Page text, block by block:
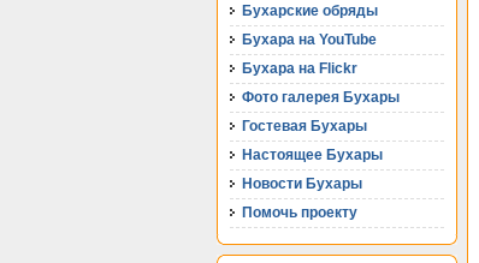
Бухарские обряды
Бухара на YouTube
Бухара на Flickr
Фото галерея Бухары
Гостевая Бухары
Настоящее Бухары
Новости Бухары
Помочь проекту